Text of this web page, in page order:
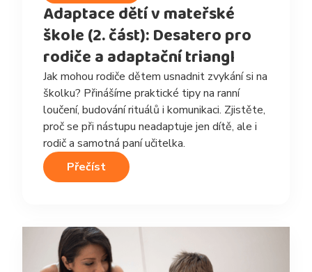
Adaptace dětí v mateřské
škole (2. část): Desatero pro
rodiče a adaptační triangl
Jak mohou rodiče dětem usnadnit zvykání si na
školku? Přinášíme praktické tipy na ranní
loučení, budování rituálů i komunikaci. Zjistěte,
proč se při nástupu neadaptuje jen dítě, ale i
rodič a samotná paní učitelka.
Přečíst